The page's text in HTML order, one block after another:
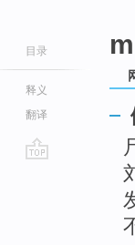
目录
释义
翻译